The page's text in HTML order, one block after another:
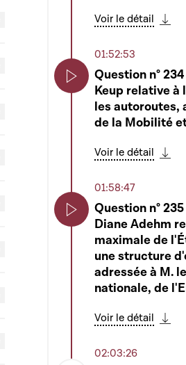
Voir le détail
01:52:53
Question n°
Keup relative à
les autoroutes,
de la Mobilité
Voir le détail
Play
01:58:47
Question n°
Diane Adehm
maximale de
une structure
adressée à M.
nationale, de
Voir le détail
Play
02:03:26
Motion de Mme
safeguarding »
Charte des
conduite
Voir le détail
02:47:11
au sujet des
Voir le détail
Play
02:47:44
Question
Closener au
wuessen »
Voir le détail